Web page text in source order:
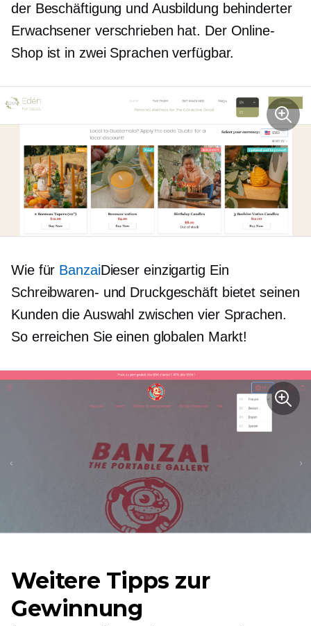
der Beschäftigung und Ausbildung behinderter
Erwachsener verschrieben hat. Der Online-
Shop ist in zwei Sprachen verfügbar.
Wie für BanzaiDieser einzigartig Ein
Schreibwaren- und Druckgeschäft bietet seinen
Kunden die Auswahl zwischen vier Sprachen.
So erreichen Sie einen globalen Markt!
Weitere Tipps zur
Gewinnung